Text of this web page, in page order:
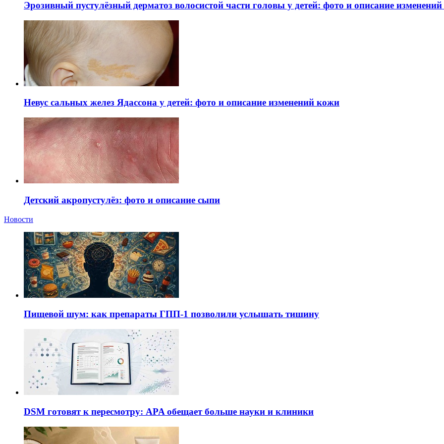
Эрозивный пустулёзный дерматоз волосистой части головы у детей: фото и описание
Невус сальных желез Ядассона у детей: фото и описание изменений кожи
Детский акропустулёз: фото и описание сыпи
Новости
Пищевой шум: как препараты ГПП-1 позволили услышать тишину
DSM готовят к пересмотру: APA обещает больше науки и клиники